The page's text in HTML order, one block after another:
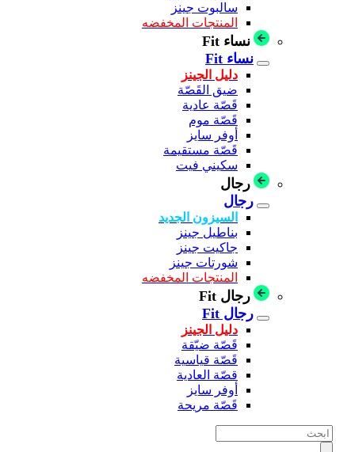
سالبوت جينز
المنتجات المخفضه
نساء Fit
نساء Fit
دليل الجينز
ضيق القَصّة
قَصّة عادية
قَصّة موم
أوفر سايز
قَصّة مستقيمة
سكيني فيت
رجال
رجال
السيزون الجديد
بناطيل جينز
جاكيت جينز
شورتات جينز
المنتجات المخفضه
رجال Fit
رجال Fit
دليل الجينز
قَصّة ضيّقة
قَصّة قياسية
قصّة العادية
أوفر سايز
قَصّة مريحة